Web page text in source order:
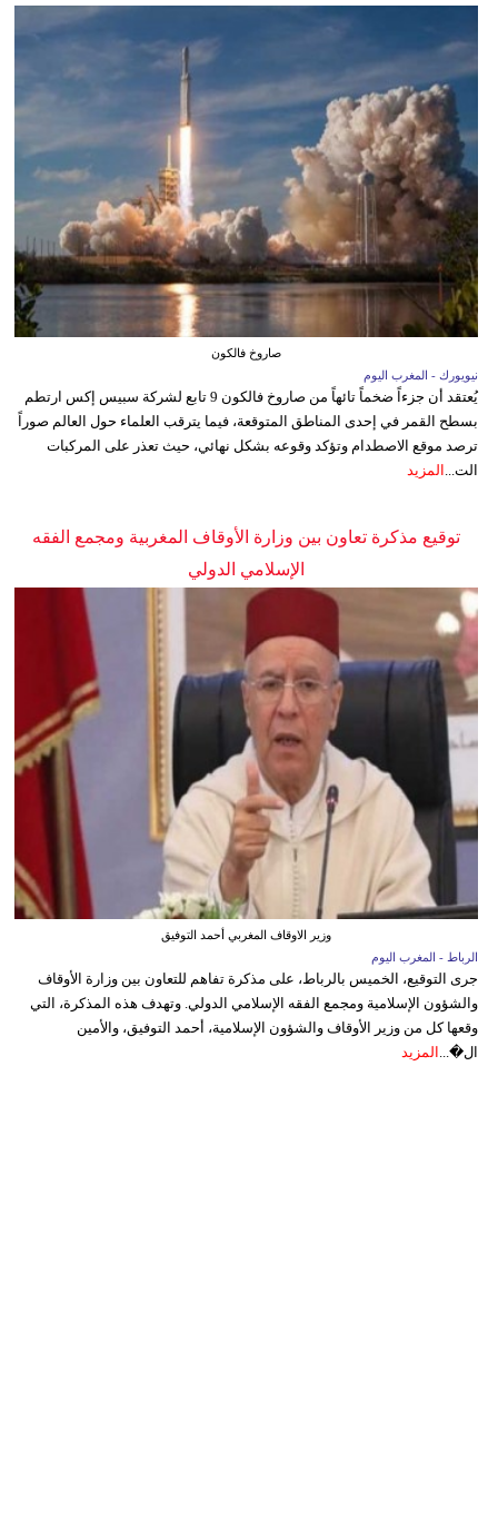
صاروخ فالكون
نيويورك - المغرب اليوم
يُعتقد أن جزءاً ضخماً تائهاً من صاروخ فالكون 9 تابع لشركة سبيس إكس ارتطم
بسطح القمر في إحدى المناطق المتوقعة، فيما يترقب العلماء حول العالم صوراً
ترصد موقع الاصطدام وتؤكد وقوعه بشكل نهائي، حيث تعذر على المركبات
الت...
المزيد
توقيع مذكرة تعاون بين وزارة الأوقاف المغربية ومجمع الفقه
الإسلامي الدولي
وزير الاوقاف المغربي أحمد التوفيق
الرباط - المغرب اليوم
جرى التوقيع، الخميس بالرباط، على مذكرة تفاهم للتعاون بين وزارة الأوقاف
والشؤون الإسلامية ومجمع الفقه الإسلامي الدولي. وتهدف هذه المذكرة، التي
وقعها كل من وزير الأوقاف والشؤون الإسلامية، أحمد التوفيق، والأمين
ال�... المزيد